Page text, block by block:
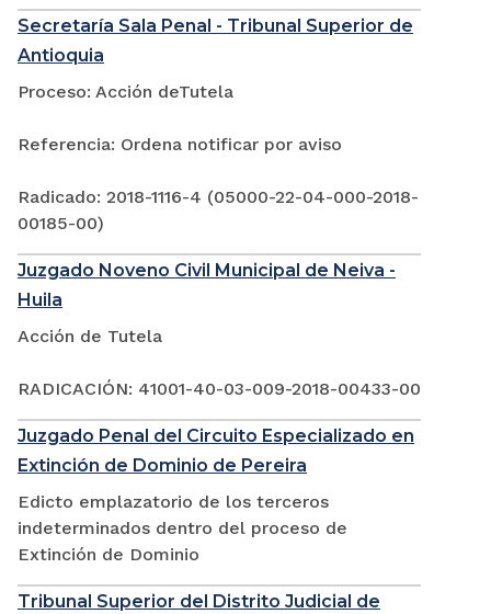
Secretaría Sala Penal - Tribunal Superior de
Antioquia
Proceso: Acción deTutela
Referencia: Ordena notificar por aviso
Radicado: 2018-1116-4 (05000-22-04-000-2018-
00185-00)
Juzgado Noveno Civil Municipal de Neiva -
Huila
Acción de Tutela
RADICACIÓN: 41001-40-03-009-2018-00433-00
Juzgado Penal del Circuito Especializado en
Extinción de Dominio de Pereira
Edicto emplazatorio de los terceros
indeterminados dentro del proceso de
Extinción de Dominio
Tribunal Superior del Distrito Judicial de